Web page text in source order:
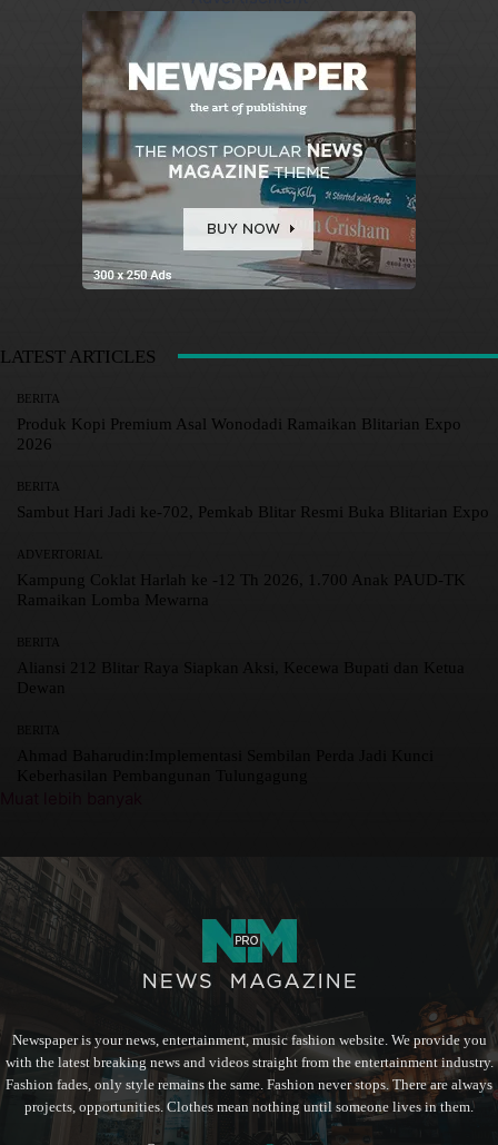
LATEST ARTICLES
BERITA
Produk Kopi Premium Asal Wonodadi Ramaikan Blitarian Expo
2026
BERITA
Sambut Hari Jadi ke-702, Pemkab Blitar Resmi Buka Blitarian Expo
ADVERTORIAL
Kampung Coklat Harlah ke -12 Th 2026, 1.700 Anak PAUD-TK
Ramaikan Lomba Mewarna
BERITA
Aliansi 212 Blitar Raya Siapkan Aksi, Kecewa Bupati dan Ketua
Dewan
Newspaper is your news, entertainment, music fashion website. We provide you
with the latest breaking news and videos straight from the entertainment industry.
Fashion fades, only style remains the same. Fashion never stops. There are always
projects, opportunities. Clothes mean nothing until someone lives in them.